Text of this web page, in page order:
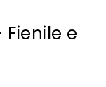
Fienile e